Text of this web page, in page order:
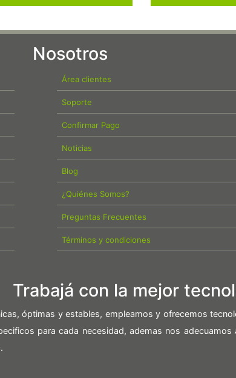
Nosotros
Área clientes
Soporte
Confirmar Pago
Noticias
Blog
¿Quiénes Somos?
Preguntas Frecuentes
Términos y condiciones
Trabajá con la mejor
óptimas y estables, empleamos y ofrecemos
para cada necesidad, ademas nos